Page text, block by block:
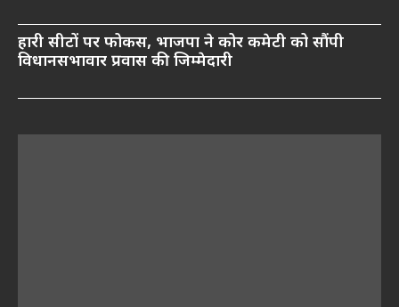
हारी सीटों पर फोकस, भाजपा ने कोर कमेटी को सौंपी
विधानसभावार प्रवास की जिम्मेदारी